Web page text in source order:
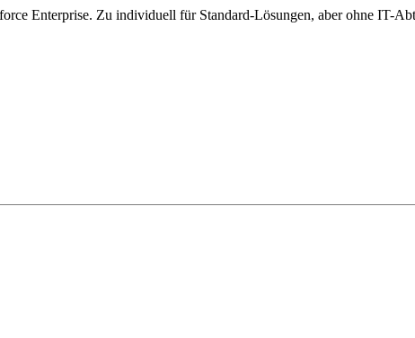
Enterprise. Zu individuell für Standard-Lösungen, aber ohne IT-